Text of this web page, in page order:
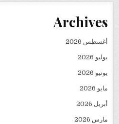
Archives
أغسطس 2026
يوليو 2026
يونيو 2026
مايو 2026
أبريل 2026
مارس 2026